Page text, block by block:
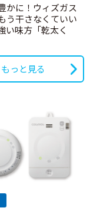
かに！ウィズガス
う干さなくていい
い味方「乾太く
もっと見る